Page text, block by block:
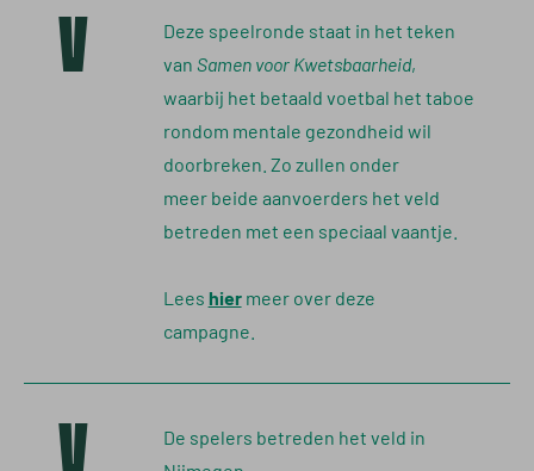
V
Deze speelronde staat in het teken
van Samen voor Kwetsbaarheid,
waarbij het betaald voetbal het taboe
rondom mentale gezondheid wil
doorbreken. Zo zullen onder
meer beide aanvoerders het veld
betreden met een speciaal vaantje.
Lees hiermeer over deze
campagne.
De spelers betreden het veld in